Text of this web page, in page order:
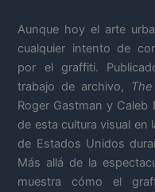
Aunque hoy el arte
cualquier intento de
por el graffiti.
trabajo de archivo,
Roger Gastman y Caleb
de esta cultura visual en
de Estados Unidos
Más allá de la
muestra cómo el